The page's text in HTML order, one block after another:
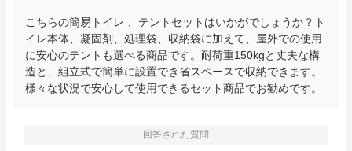
こちらの簡易トイレ 、テントセットはいかがでしょうか？ト
イレ本体、凝固剤、処理袋、収納袋に加えて、屋外での使用
に安心のテントも選べる商品です。耐荷重150kgと丈夫な構
造と、組立式で簡単に設置でき省スペースで収納できます。
様々な状況で安心して使用できるセット商品でお勧めです。
回答された質問